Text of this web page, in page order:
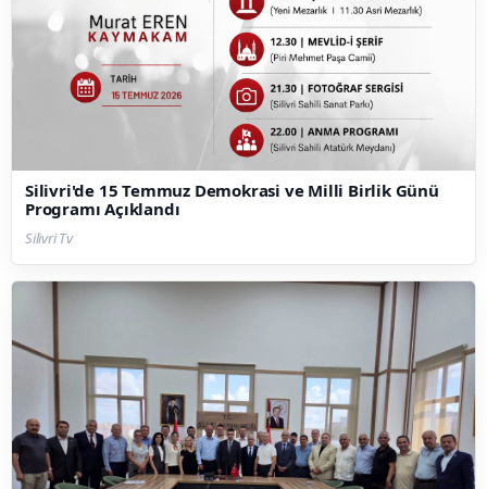
Silivri'de 15 Temmuz Demokrasi ve Milli Birlik Günü
Programı Açıklandı
Silivri Tv